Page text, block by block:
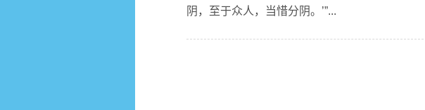
阴，至于众人，当惜分阴。’”...